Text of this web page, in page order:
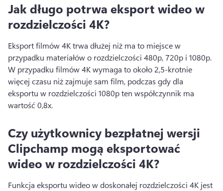
Jak długo potrwa eksport wideo w
rozdzielczości 4K?
Eksport filmów 4K trwa dłużej niż ma to miejsce w
W przypadku filmów 4K wymaga to około 2,5-krotnie
więcej czasu niż zajmuje sam film, podczas gdy dla
eksportu w rozdzielczości 1080p ten współczynnik ma
wartość 0,8x.
Czy użytkownicy bezpłatnej wersji
Clipchamp mogą eksportować
wideo w rozdzielczości 4K?
Funkcja eksportu wideo w doskonałej rozdzielczości 4K jest